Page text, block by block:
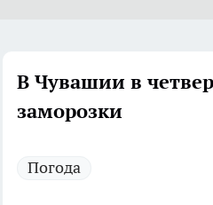
В Чувашии в
заморозки
Погода